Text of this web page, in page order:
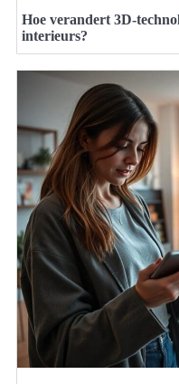
Hoe verandert 3D-
interieurs?